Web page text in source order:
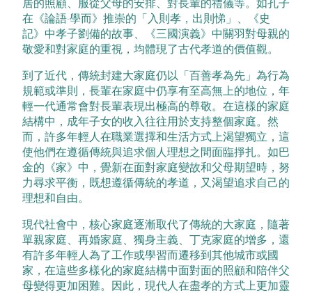
居的照顧、服從父母的安排、對長輩的禮儀等。如孔子
在《論語·學而》推崇的「入則孝，出則悌」、《史
記》中孝子劉備的故事、《三國演義》中關羽對母親的
敬愛和對家庭的重視，均體現了古代孝道的價值觀。
到了近代，傳統封建大家庭仍以「百善孝為先」為行為
規範或準則，長輩在家庭中仍享有至高無上的地位，年
輕一代通常會對長輩表現出極高的尊敬。在這樣的家庭
結構中，成年子女的收入往往用於支持整個家庭。然
而，許多年輕人在職業選擇和生活方式上渴望獨立，這
使他們在遵循傳統與追求個人理想之間面臨掙扎。如巴
金的《家》中，覺新在面對家庭變故和父母期望時，努
力尋求平衡，既想遵循傳統的孝道，又渴望追求自己的
理想和自由。
現代社會中，核心家庭逐漸取代了傳統的大家庭，隨著
單親家庭、再婚家庭、獨身主義、丁克家庭的增多，還
有許多年輕人為了工作或學習而遷移到其他城市或國
家，在這些多樣化的家庭結構中面對面的照顧和陪伴父
母變得更加困難。因此，現代人在盡孝的方式上更加靈